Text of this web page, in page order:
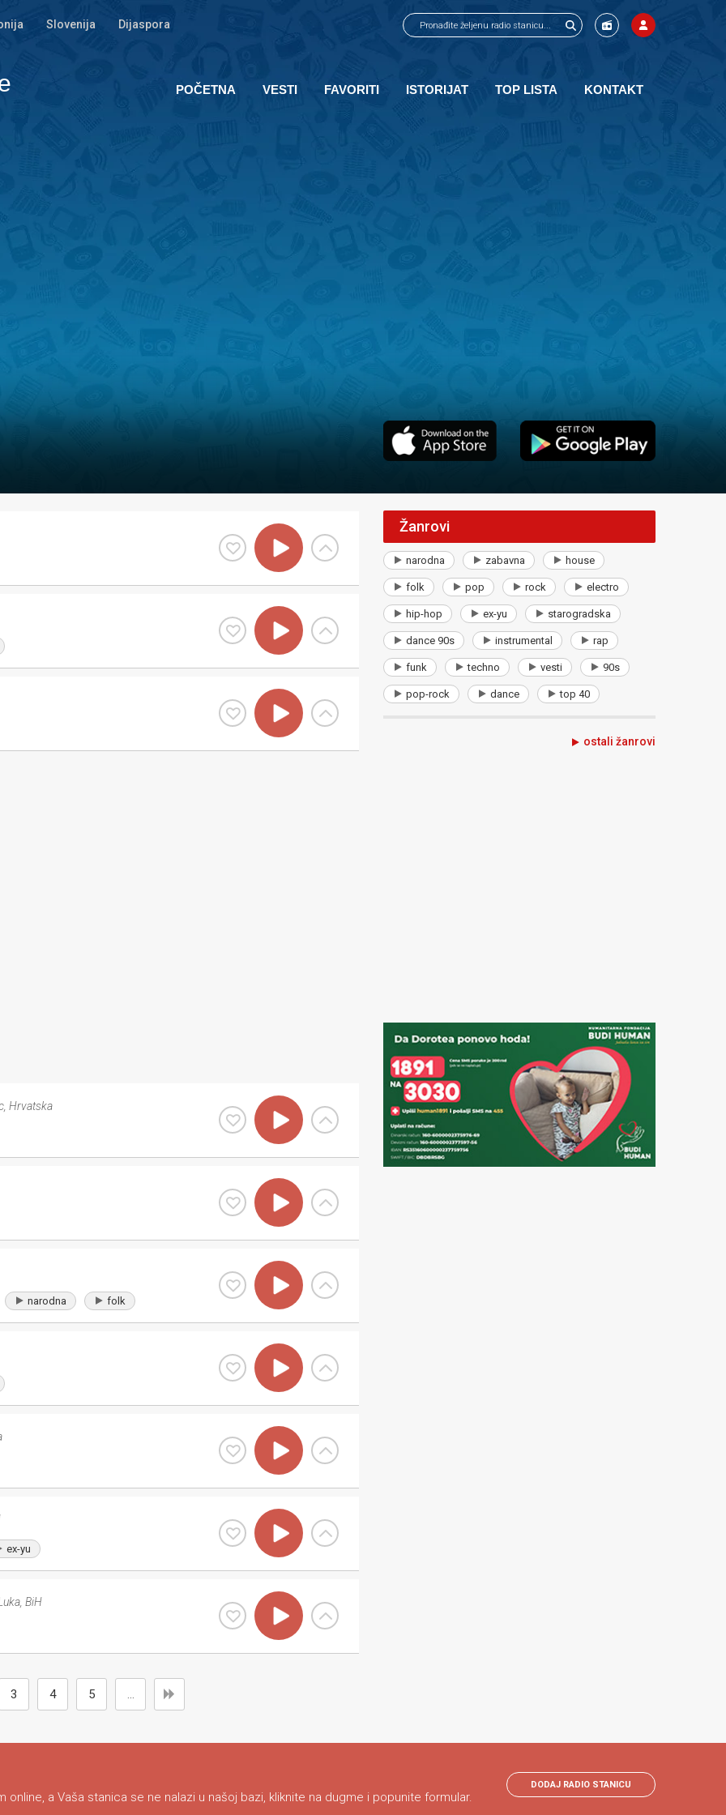
Slovenija Dijaspora
POČETNA VESTI FAVORITI ISTORIJAT TOP LISTA KONTAKT
Hrvatska
narodna folk
ex-yu
BiH
3 4 5 ...
Žanrovi
narodna zabavna house
folk pop rock electro
hip-hop ex-yu starogradska
dance 90s instrumental rap
funk techno vesti 90s
pop-rock dance top 40
ostali žanrovi
a Vaša stanica se ne nalazi u našoj bazi, kliknite na dugme i popunite formular.
DODAJ RADIO STANICU